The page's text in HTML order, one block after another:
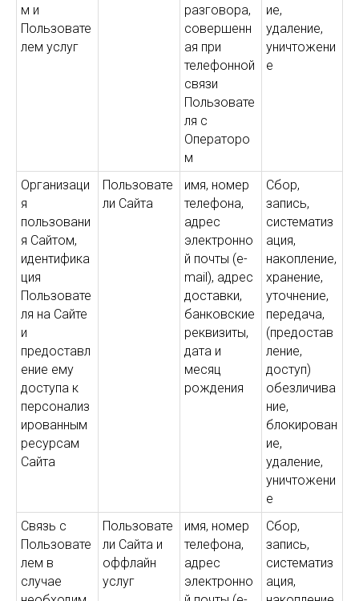
м и
Пользовате
лем услуг
разговора,
совершенн
ая при
телефонной
связи
Пользовате
ля с
Операторо
м
ие,
удаление,
уничтожени
е
Организаци
я
пользовани
я Сайтом,
идентифика
ция
Пользовате
ля на Сайте
и
предоставл
ение ему
доступа к
персонализ
ированным
ресурсам
Сайта
Пользовате
ли Сайта
имя, номер
телефона,
адрес
электронно
й почты (e-
mail), адрес
доставки,
банковские
реквизиты,
дата и
месяц
рождения
Сбор,
запись,
систематиз
ация,
накопление,
хранение,
уточнение,
передача,
(предостав
ление,
доступ)
обезличива
ние,
блокирован
ие,
удаление,
уничтожени
е
Связь с
Пользовате
лем в
случае
Пользовате
ли Сайта и
оффлайн
услуг
имя, номер
телефона,
адрес
электронно
Сбор,
запись,
систематиз
ация,